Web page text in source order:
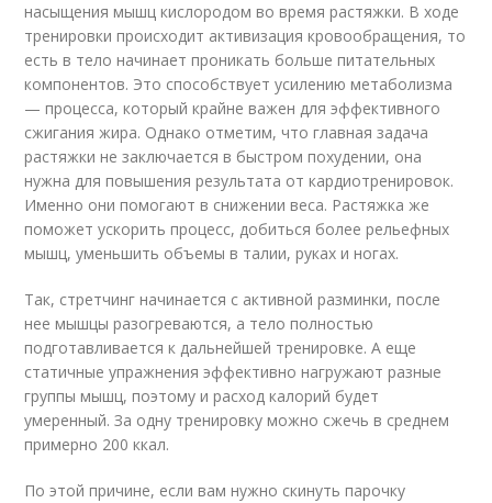
насыщения мышц кислородом во время растяжки. В ходе
тренировки происходит активизация кровообращения, то
есть в тело начинает проникать больше питательных
компонентов. Это способствует усилению метаболизма
— процесса, который крайне важен для эффективного
сжигания жира. Однако отметим, что главная задача
растяжки не заключается в быстром похудении, она
нужна для повышения результата от кардиотренировок.
Именно они помогают в снижении веса. Растяжка же
поможет ускорить процесс, добиться более рельефных
мышц, уменьшить объемы в талии, руках и ногах.
Так, стретчинг начинается с активной разминки, после
нее мышцы разогреваются, а тело полностью
подготавливается к дальнейшей тренировке. А еще
статичные упражнения эффективно нагружают разные
группы мышц, поэтому и расход калорий будет
умеренный. За одну тренировку можно сжечь в среднем
примерно 200 ккал.
По этой причине, если вам нужно скинуть парочку